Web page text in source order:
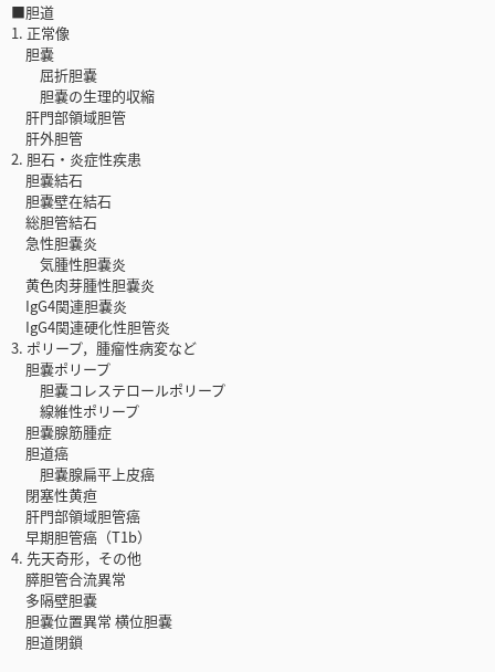
■胆道
1. 正常像
胆嚢
屈折胆嚢
胆嚢の生理的収縮
肝門部領域胆管
肝外胆管
2. 胆石・炎症性疾患
胆嚢結石
胆嚢壁在結石
総胆管結石
急性胆嚢炎
気腫性胆嚢炎
黄色肉芽腫性胆嚢炎
IgG4関連胆嚢炎
IgG4関連硬化性胆管炎
3. ポリープ，腫瘤性病変など
胆嚢ポリープ
胆嚢コレステロールポリープ
線維性ポリープ
胆嚢腺筋腫症
胆道癌
胆嚢腺扁平上皮癌
閉塞性黄疸
肝門部領域胆管癌
早期胆管癌（T1b）
4. 先天奇形，その他
膵胆管合流異常
多隔壁胆嚢
胆嚢位置異常 横位胆嚢
胆道閉鎖